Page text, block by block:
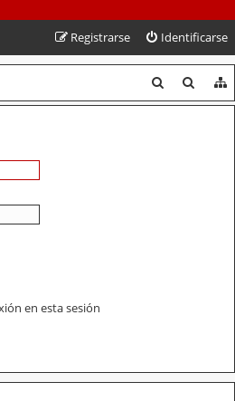
Identificarse
Registrarse
u
u
en esta sesión